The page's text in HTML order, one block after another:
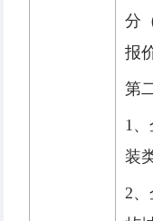
分
报
第
1
装
2